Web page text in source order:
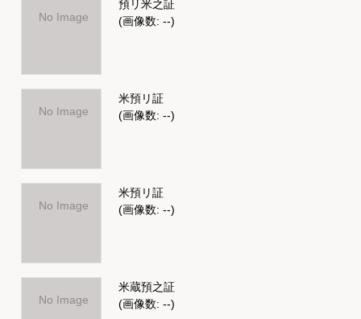
No Image
預リ米之証
(画像数: --)
No Image
米預リ証
(画像数: --)
No Image
米預リ証
(画像数: --)
No Image
米蔵預之証
(画像数: --)